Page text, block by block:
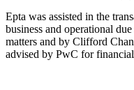
Epta was assisted in the
business and operational
matters and by Clifford
advised by PwC for